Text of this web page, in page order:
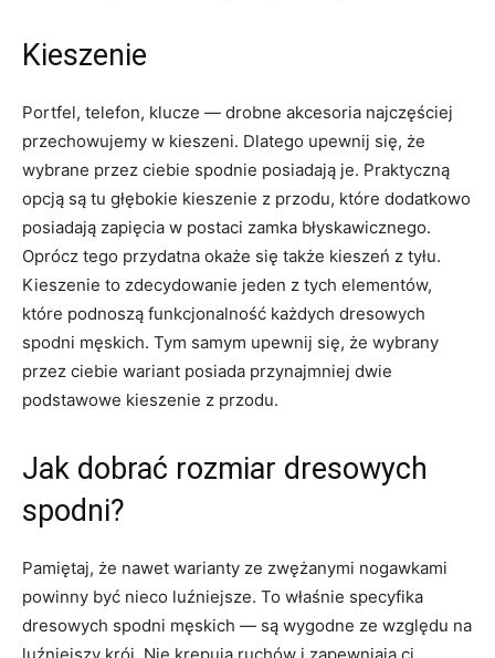
Kieszenie
Portfel, telefon, klucze — drobne akcesoria najczęściej
przechowujemy w kieszeni. Dlatego upewnij się, że
wybrane przez ciebie spodnie posiadają je. Praktyczną
opcją są tu głębokie kieszenie z przodu, które dodatkowo
posiadają zapięcia w postaci zamka błyskawicznego.
Oprócz tego przydatna okaże się także kieszeń z tyłu.
Kieszenie to zdecydowanie jeden z tych elementów,
które podnoszą funkcjonalność każdych dresowych
spodni męskich. Tym samym upewnij się, że wybrany
przez ciebie wariant posiada przynajmniej dwie
podstawowe kieszenie z przodu.
Jak dobrać rozmiar dresowych
spodni?
Pamiętaj, że nawet warianty ze zwężanymi nogawkami
powinny być nieco luźniejsze. To właśnie specyfika
dresowych spodni męskich — są wygodne ze względu na
luźniejszy krój. Nie krępują ruchów i zapewniają ci